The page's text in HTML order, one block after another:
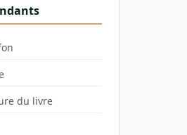
du livre